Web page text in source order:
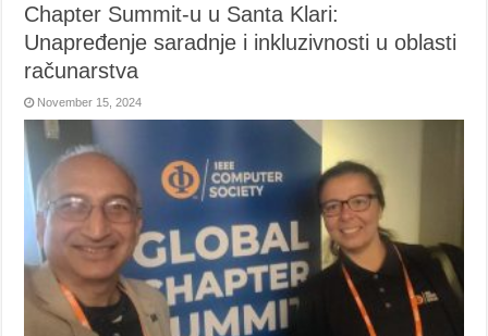
Chapter Summit-u u Santa Klari:
Unapređenje saradnje i inkluzivnosti u oblasti
računarstva
November 15, 2024